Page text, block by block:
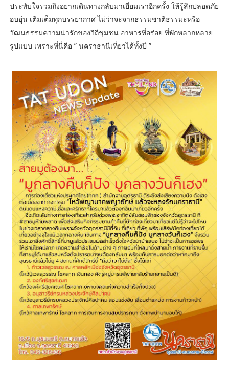
ประทับใจรวมถึงอยากเดินทางกลับมาเยี่ยมเราอีกครั้ง ให้รู้สึกปลอดภัย
อบอุ่น เติมเต็มทุกบรรยากาศ ไม่ว่าจะจากธรรมชาติธรรมะหรือ
วัฒนธรรมความน่ารักของวิถีชุมชน อาหารที่อร่อย ที่พักหลากหลาย
รูปแบบ เพราะที่นี่คือ ” นคราธานีเที่ยวได้ทั้งปี ”